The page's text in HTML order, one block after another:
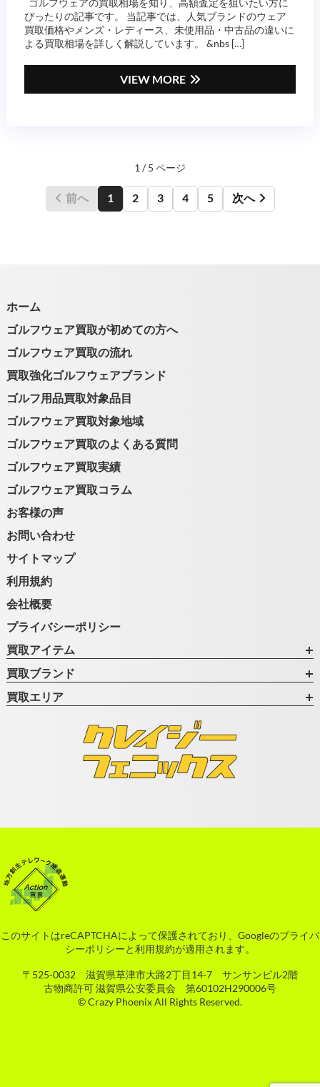
ゴルフウェアの買取相場を知り、高額査定を狙いたい方に
ぴったりの記事です。 当記事では、人気ブランドのウェア
買取価格やメンズ・レディース、未使用品・中古品の違いに
よる買取相場を詳しく解説しています。 &nbs […]
VIEW MORE
1 / 5 ページ
前へ 1 2 3 4 5 次へ
ホーム
ゴルフウェア買取が初めての方へ
ゴルフウェア買取の流れ
買取強化ゴルフウェアブランド
ゴルフ用品買取対象品目
ゴルフウェア買取対象地域
ゴルフウェア買取のよくある質問
ゴルフウェア買取実績
ゴルフウェア買取コラム
お客様の声
お問い合わせ
サイトマップ
利用規約
会社概要
プライバシーポリシー
買取アイテム
買取ブランド
買取エリア
このサイトはreCAPTCHAによって保護されており、Googleのプライバ
シーポリシーと利用規約が適用されます。
〒525-0032 滋賀県草津市大路2丁目14-7 サンサンビル2階
古物商許可 滋賀県公安委員会 第60102H290006号
© Crazy Phoenix All Rights Reserved.